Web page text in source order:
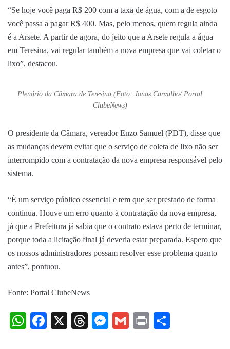
“Se hoje você paga R$ 200 com a taxa de água, com a de esgoto
você passa a pagar R$ 400. Mas, pelo menos, quem regula ainda
é a Arsete. A partir de agora, do jeito que a Arsete regula a água
em Teresina, vai regular também a nova empresa que vai coletar o
lixo”, destacou.
Plenário da Câmara de Teresina (Foto: Jonas Carvalho/ Portal
ClubeNews)
O presidente da Câmara, vereador Enzo Samuel (PDT), disse que
as mudanças devem evitar que o serviço de coleta de lixo não ser
interrompido com a contratação da nova empresa responsável pelo
sistema.
“É um serviço público essencial e tem que ser prestado de forma
contínua. Houve um erro quanto à contratação da nova empresa,
já que a Prefeitura já sabia que o contrato estava perto de terminar,
porque toda a licitação final já deveria estar preparada. Espero que
os nossos administradores possam resolver esse problema quanto
antes”, pontuou.
Fonte: Portal ClubeNews
WhatsApp
Facebook
X Threads
Messenger
Gmail
Print